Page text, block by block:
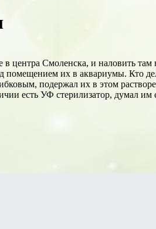
центра Смоленска, и наловить
помещением их в аквариумы. Кто
подержал их в этом
есть УФ стерилизатор, думал им